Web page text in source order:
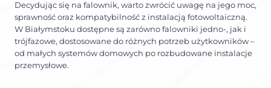
Decydując się na falownik, warto zwrócić uwagę na jego moc,
sprawność oraz kompatybilność z instalacją fotowoltaiczną.
W Białymstoku dostępne są zarówno falowniki jedno-, jak i
trójfazowe, dostosowane do różnych potrzeb użytkowników –
od małych systemów domowych po rozbudowane instalacje
przemysłowe.